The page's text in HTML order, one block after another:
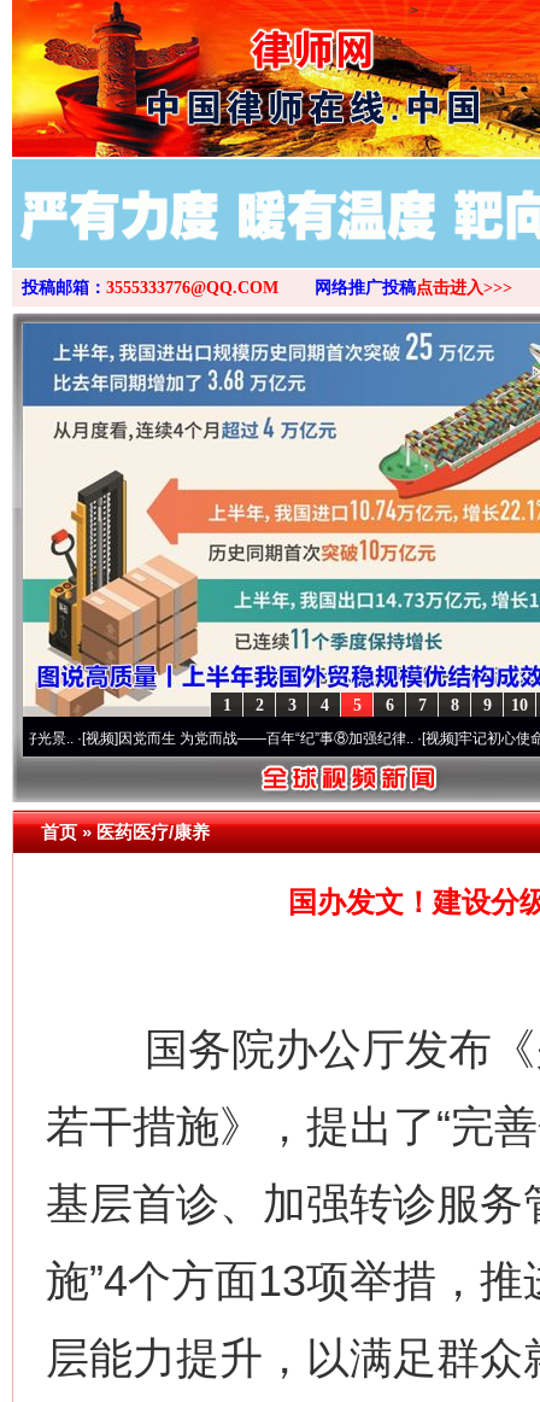
>
投稿邮箱： 3555333776@QQ.COM 网络推广投稿点击进入>>>
10
9
8
7
6
5
4
3
2
1
·[视频]因党而生 为党而战——百年“纪”事⑧加强纪律..·[视频]牢记初心使命 奋进复兴
首页»医药医疗/康养
国办发文！建设分
国务院办公厅发布《
若干措施》，提出了“完
基层首诊、加强转诊服
施”4个方面13项举措，
层能力提升，以满足群